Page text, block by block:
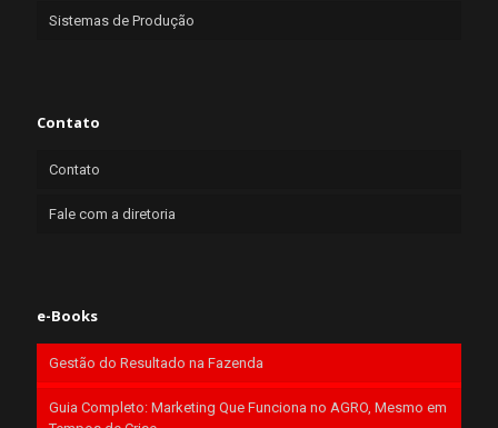
Sistemas de Produção
Contato
Contato
Fale com a diretoria
e-Books
Gestão do Resultado na Fazenda
Guia Completo: Marketing Que Funciona no AGRO, Mesmo em